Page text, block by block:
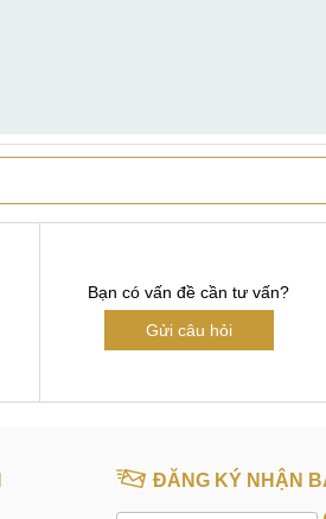
Bạn có vấn đề cần tư vấn?
Gửi câu hỏi
ĐĂNG KÝ NHẬN